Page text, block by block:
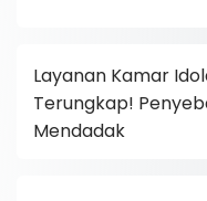
Layanan Kamar
Terungkap!
Mendadak